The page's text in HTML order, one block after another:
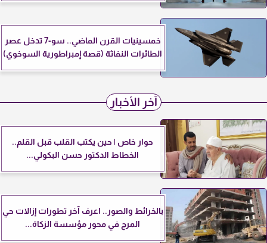
خمسينيات القرن الماضي.. سو-7 تدخل عصر
الطائرات النفاثة (قصة إمبراطورية السوخوي)
آخر الأخبار
حوار خاص | حين يكتب القلب قبل القلم..
الخطاط الدكتور حسن البكولي...
بالخرائط والصور.. اعرف آخر تطورات إزالات حي
المرج في محور مؤسسة الزكاة...